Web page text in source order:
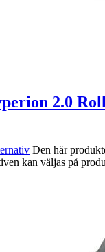
2.0
Den här
kan väljas på